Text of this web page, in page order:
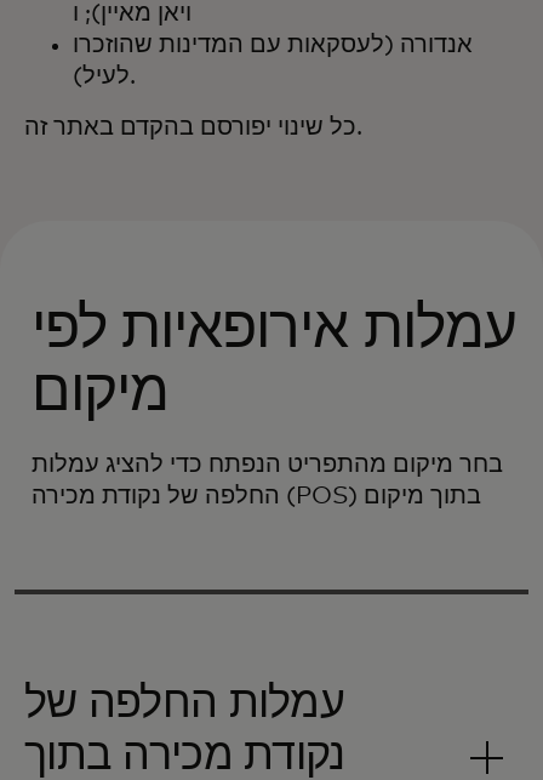
ויאן מאיין); ו
אנדורה (לעסקאות עם המדינות שהוזכרו
לעיל).
כל שינוי יפורסם בהקדם באתר זה.
עמלות אירופאיות לפי
מיקום
בחר מיקום מהתפריט הנפתח כדי להציג עמלות
החלפה של נקודת מכירה (POS) בתוך מיקום
עמלות החלפה של
נקודת מכירה בתוך